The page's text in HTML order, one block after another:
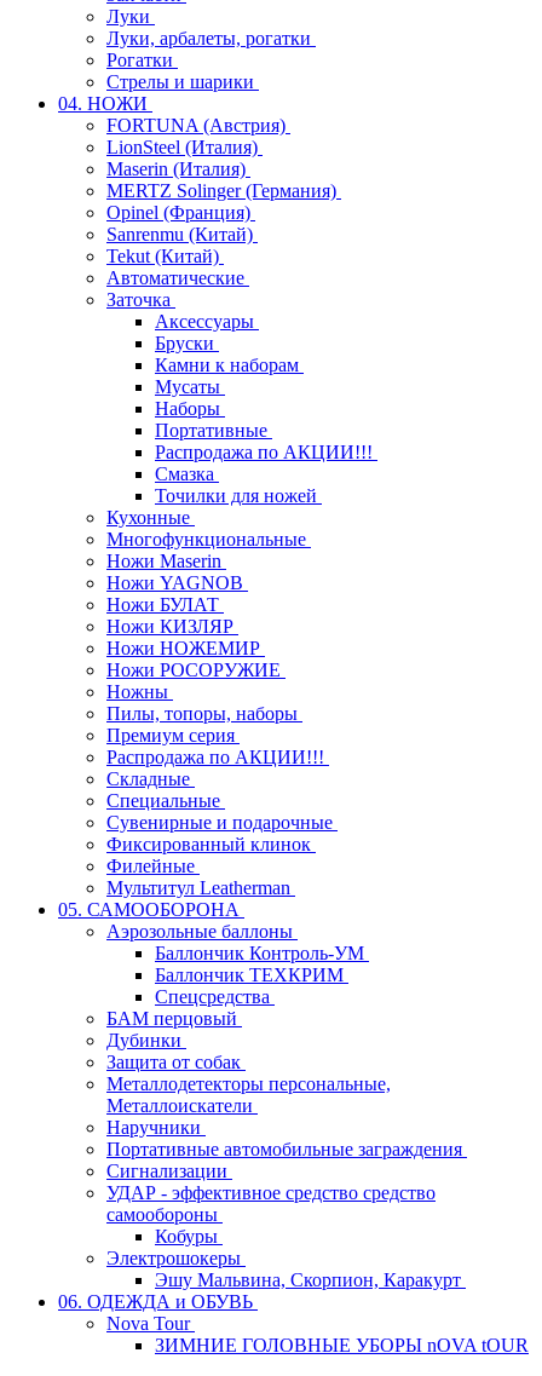
Луки
Луки, арбалеты, рогатки
Рогатки
Стрелы и шарики
04. НОЖИ
FORTUNA (Австрия)
LionSteel (Италия)
Maserin (Италия)
MERTZ Solinger (Германия)
Opinel (Франция)
Sanrenmu (Китай)
Tekut (Китай)
Автоматические
Заточка
Аксессуары
Бруски
Камни к наборам
Мусаты
Наборы
Портативные
Распродажа по АКЦИИ!!!
Смазка
Точилки для ножей
Кухонные
Многофункциональные
Ножи Maserin
Ножи YAGNOB
Ножи БУЛАТ
Ножи КИЗЛЯР
Ножи НОЖЕМИР
Ножи РОСОРУЖИЕ
Ножны
Пилы, топоры, наборы
Премиум серия
Распродажа по АКЦИИ!!!
Складные
Специальные
Сувенирные и подарочные
Фиксированный клинок
Филейные
Мультитул Leatherman
05. САМООБОРОНА
Аэрозольные баллоны
Баллончик Контроль-УМ
Баллончик ТЕХКРИМ
Спецсредства
БАМ перцовый
Дубинки
Защита от собак
Металлодетекторы персональные,
Металлоискатели
Наручники
Портативные автомобильные заграждения
Сигнализации
УДАР - эффективное средство средство
самообороны
Кобуры
Электрошокеры
Эшу Мальвина, Скорпион, Каракурт
06. ОДЕЖДА и ОБУВЬ
Nova Tour
ЗИМНИЕ ГОЛОВНЫЕ УБОРЫ nOVA tOUR